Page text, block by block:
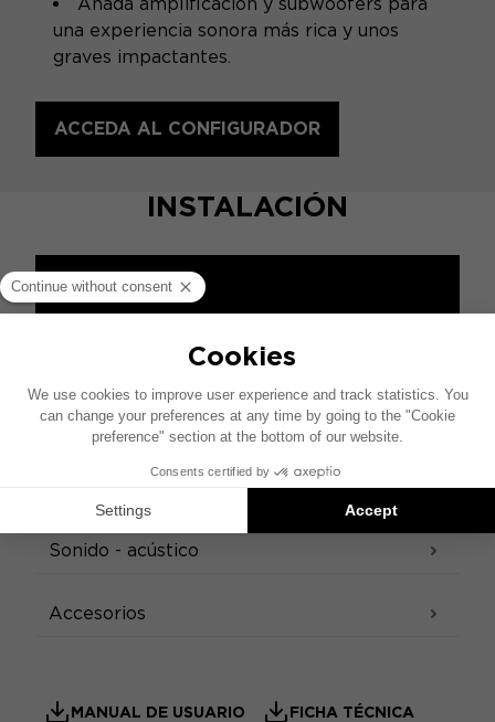
una experiencia sonora más rica y unos
graves impactantes.
ACCEDA AL CONFIGURADOR
INSTALACIÓN
ESPECIFICACIONES
Sonido - acústico
Accesorios
MANUAL DE USUARIO FICHA TÉCNICA